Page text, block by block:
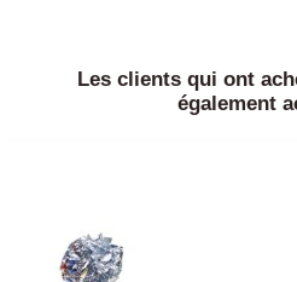
Les clients qui ont
également